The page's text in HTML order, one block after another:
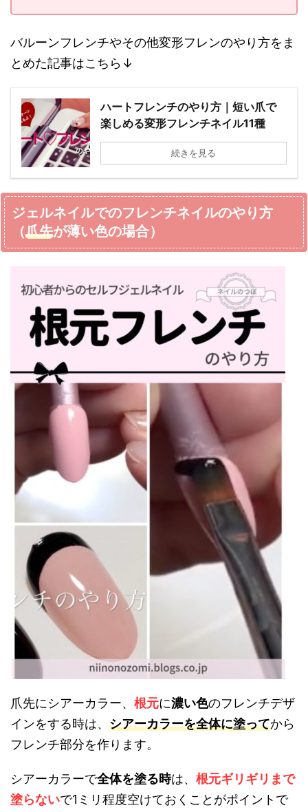
バルーンフレンチやその他変形フレンのやり方をま
とめた記事はこちら↓
ハートフレンチのやり方｜短い爪で
楽しめる変形フレンチネイル11種
続きを見る
ジェルネイルでのフレンチネイルのやり方
（爪先が薄い色の場合）
爪先にシアーカラー、 根元に濃い色のフレンチデザ
インをする時は、 シアーカラーを全体に塗ってから
フレンチ部分を作ります。
シアーカラーで全体を塗る時は、 根元ギリギリまで
塗らないで1ミリ程度空けておくことがポイントで